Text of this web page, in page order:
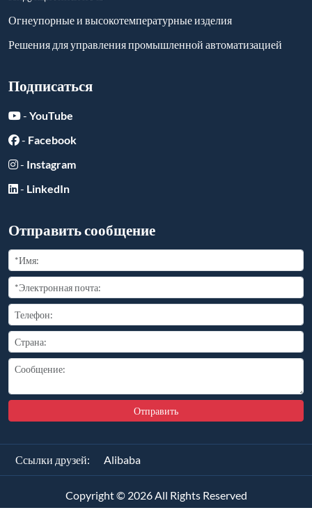
Огнеупорные и высокотемпературные изделия
Решения для управления промышленной автоматизацией
Подписаться
- YouTube
- Facebook
- Instagram
- LinkedIn
Отправить сообщение
Отправить
Ссылки друзей: Alibaba
Copyright © 2026All Rights Reserved